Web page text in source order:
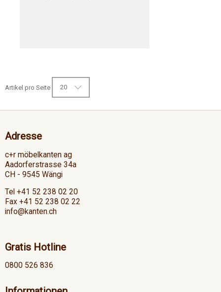
Artikel pro Seite 20
Adresse
c+r möbelkanten ag
Aadorferstrasse 34a
CH - 9545 Wängi
Tel +41 52 238 02 20
Fax +41 52 238 02 22
info@kanten.ch
Gratis Hotline
0800 526 836